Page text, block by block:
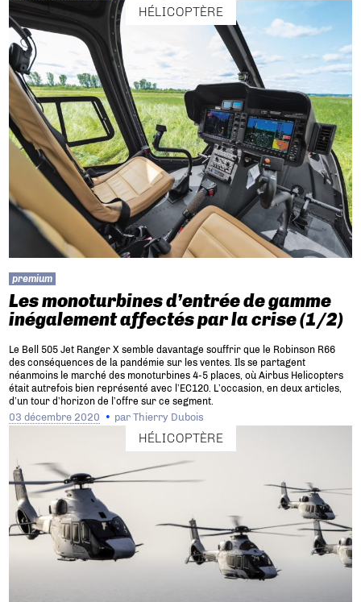
HÉLICOPTÈRE
premium
Les monoturbines d’entrée de gamme
inégalement affectés par la crise (1/2)
Le Bell 505 Jet Ranger X semble davantage souffrir que le Robinson R66
des conséquences de la pandémie sur les ventes. Ils se partagent
néanmoins le marché des monoturbines 4-5 places, où Airbus Helicopters
était autrefois bien représenté avec l’EC120. L’occasion, en deux articles,
d’un tour d’horizon de l’offre sur ce segment.
03 décembre 2020 parThierry Dubois
HÉLICOPTÈRE